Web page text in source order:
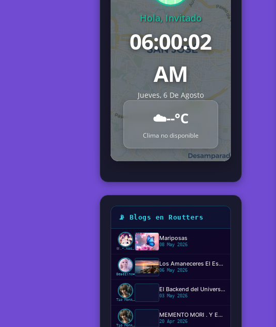
Hola, Invitado
06:00:03
AM
Jueves, 6 De Agosto
☁️--°C
Clima no disponible
📡 Blogs en Routters
ꕥ.•.kosaki.•.🦋
Mariposas
08 May 2026
Beвє¢ιтα❤️
Los Amaneceres El Espectáculo Silencioso ✨️
06 May 2026
Tío Monkey
El Backend del Universo: Determinismo, Conciencia y el Código de la Realidad
03 May 2026
Tío Monkey
MEMENTO MORI . Y EL MIEDO DE MORIR?
20 Apr 2026